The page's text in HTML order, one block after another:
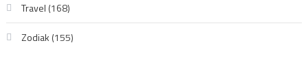
Travel (168)
Zodiak (155)